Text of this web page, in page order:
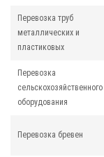
Перевозка труб
металлических и
пластиковых
Перевозка
сельскохозяйственного
оборудования
Перевозка бревен